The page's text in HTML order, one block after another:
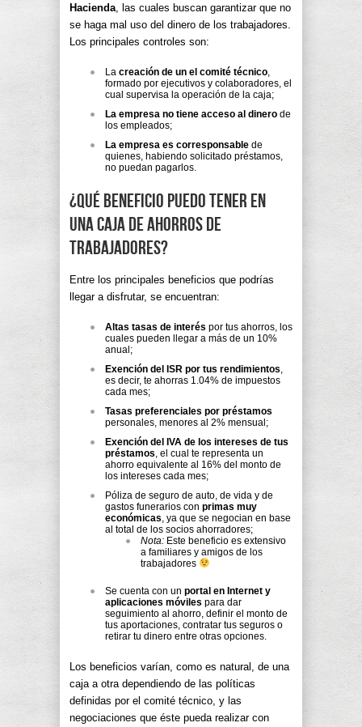
Hacienda , las cuales buscan garantizar que no
se haga mal uso del dinero de los trabajadores.
Los principales controles son:
La creación de un el comité técnico,
formado por ejecutivos y colaboradores, el
cual supervisa la operación de la caja;
La empresa no tiene acceso al dinero de
los empleados;
La empresa es corresponsable de
quienes, habiendo solicitado préstamos,
no puedan pagarlos.
¿Qué beneficio puedo tener en
una Caja de Ahorros de
Trabajadores?
Entre los principales beneficios que podrías
llegar a disfrutar, se encuentran:
Altas tasas de interés por tus ahorros, los
cuales pueden llegar a más de un 10%
anual;
Exención del ISR por tus rendimientos,
es decir, te ahorras 1.04% de impuestos
cada mes;
Tasas preferenciales por préstamos
personales, menores al 2% mensual;
Exención del IVA de los intereses de tus
préstamos, el cual te representa un
ahorro equivalente al 16% del monto de
los intereses cada mes;
Póliza de seguro de auto, de vida y de
gastos funerarios con primas muy
económicas, ya que se negocian en base
al total de los socios ahorradores;
Nota: Este beneficio es extensivo
a familiares y amigos de los
trabajadores
Se cuenta con un portal en Internet y
aplicaciones móviles para dar
seguimiento al ahorro, definir el monto de
tus aportaciones, contratar tus seguros o
retirar tu dinero entre otras opciones.
Los beneficios varían, como es natural, de una
caja a otra dependiendo de las políticas
definidas por el comité técnico, y las
negociaciones que éste pueda realizar con